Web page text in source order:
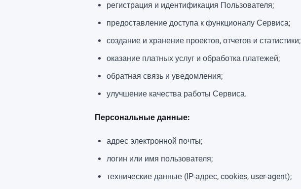
регистрация и идентификация Пользователя;
предоставление доступа к функционалу Сервиса;
создание и хранение проектов, отчетов и статистики;
оказание платных услуг и обработка платежей;
обратная связь и уведомления;
улучшение качества работы Сервиса.
Персональные данные:
адрес электронной почты;
логин или имя пользователя;
технические данные (IP-адрес, cookies, user-agent);